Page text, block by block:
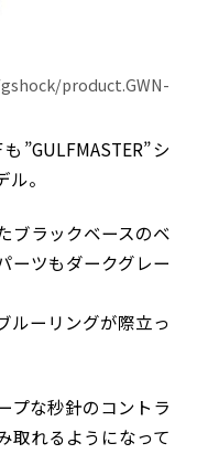
product.GWN-
”GULFMASTER”シ
。
ブラックベースのベ
ーツもダークグレー
ルーリングが際立っ
プな秒針のコントラ
取れるようになって